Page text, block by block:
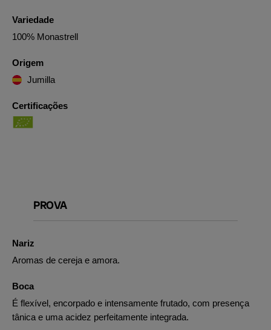
Variedade
100% Monastrell
Origem
Jumilla
Certificações
PROVA
Nariz
Aromas de cereja e amora.
Boca
É flexível, encorpado e intensamente frutado, com presença
tânica e uma acidez perfeitamente integrada.